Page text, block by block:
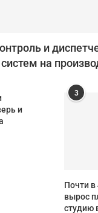
и
на
и
3
Почти в
вырос
студию